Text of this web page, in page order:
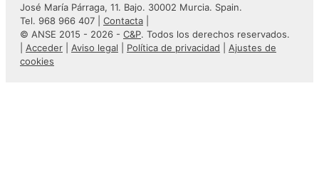
José María Párraga, 11. Bajo. 30002 Murcia. Spain.
Tel. 968 966 407 | Contacta
© ANSE 2015 - 2026 - C&P. Todos los derechos reservados.
Acceder Aviso legal Política de privacidad
Ajustes de
cookies